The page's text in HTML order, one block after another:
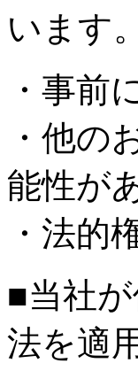
います。
・事前
・他の
能性が
・法的
■当社
法を適